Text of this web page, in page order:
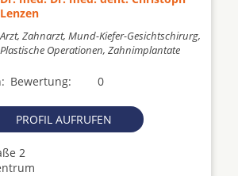
Lenzen
Arzt, Zahnarzt, Mund-Kiefer-Gesichtschirurg,
Plastische Operationen, Zahnimplantate
0
Bewertung:
PROFIL AUFRUFEN
2